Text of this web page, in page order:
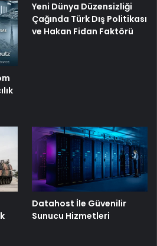
Yeni Dünya Düzensizliği
Çağında Türk Dış Politikası
ve Hakan Fidan Faktörü
Datahost İle Güvenilir
Sunucu Hizmetleri